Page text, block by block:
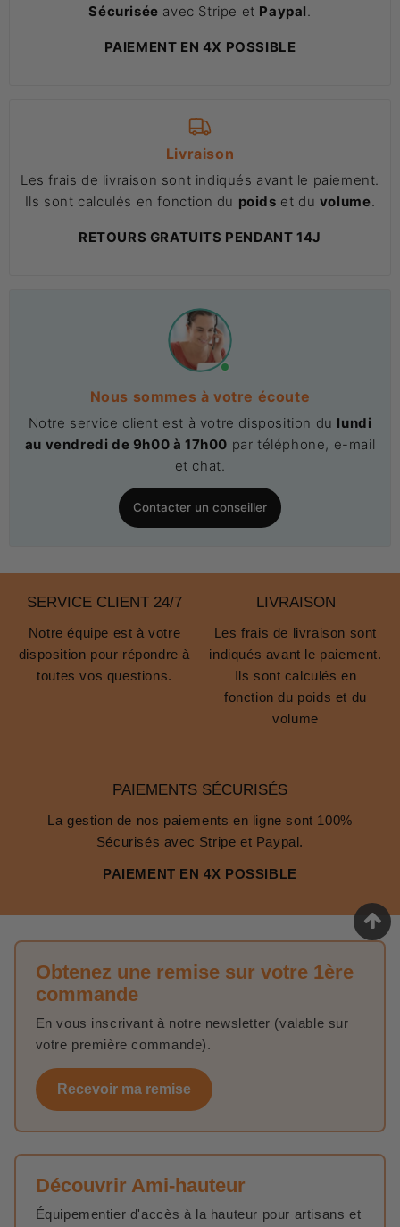
Sécurisée avec Stripe et Paypal
PAIEMENT EN 4X POSSIBLE
Livraison
Les frais de livraison sont indiqués avant le paiement.
Ils sont calculés en fonction du poids et du volume
RETOURS GRATUITS PENDANT 14J
Nous sommes à votre écoute
Notre service client est à votre disposition du lundi
au vendredi de 9h00 à 17h00 par téléphone, e-mail
et chat.
Contacter un conseiller
SERVICE CLIENT 24/7
Notre équipe est à votre
disposition pour répondre à
toutes vos questions.
LIVRAISON
Les frais de livraison sont
indiqués avant le paiement.
Ils sont calculés en
fonction du poids et du
volume
PAIEMENTS SÉCURISÉS
La gestion de nos paiements en ligne sont 100%
Sécurisés avec Stripe et Paypal.
PAIEMENT EN 4X POSSIBLE
Obtenez une remise sur votre 1ère
commande
En vous inscrivant à notre newsletter (valable sur
votre première commande).
Recevoir ma remise
Découvrir Ami-hauteur
Équipementier d'accès à la hauteur pour artisans et